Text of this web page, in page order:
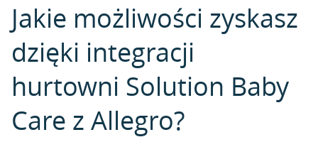
Jakie możliwości zyskasz
dzięki integracji
hurtowni Solution Baby
Care z Allegro?